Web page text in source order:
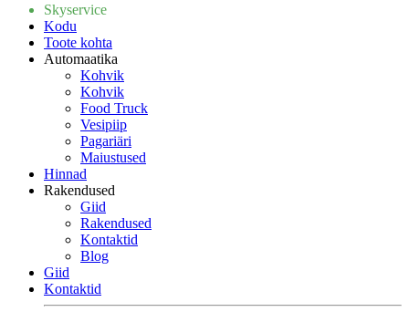
Skyservice
Kodu
Toote kohta
Automaatika
Kohvik
Kohvik
Food Truck
Vesipiip
Pagariäri
Maiustused
Hinnad
Rakendused
Giid
Rakendused
Kontaktid
Blog
Giid
Kontaktid